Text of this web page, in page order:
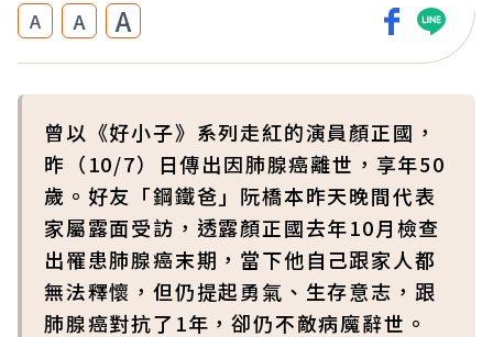
A A A
曾以《好小子》系列走紅的演員顏正國，
昨（10/7）日傳出因肺腺癌離世，享年50
歲。好友「鋼鐵爸」阮橋本昨天晚間代表
家屬露面受訪，透露顏正國去年10月檢查
出罹患肺腺癌末期，當下他自己跟家人都
無法釋懷，但仍提起勇氣、生存意志，跟
肺腺癌對抗了1年，卻仍不敵病魔辭世。